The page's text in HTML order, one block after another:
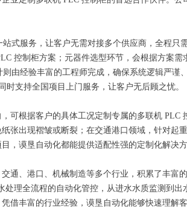
服务，让客户无需对接多个供应商，全程只
控制柜方案；元器件选型环节，会根据方案需
由经验丰富的工程师完成，确保系统逻辑严谨
支持全国项目上门服务，让客户无后顾之忧。
可根据客户的具体工况定制专属的多联机 PLC
张出现褶皱或断裂；在交通港口领域，针对起
，谟垦自动化都能提供适配性强的定制化解决方
通、港口、机械制造等多个行业，积累了丰富
理全流程的自动化管控，从进水水质监测到出
借丰富的行业经验，谟垦自动化能够快速理解